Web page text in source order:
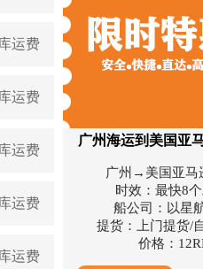
运费
运费
运费
运费
运费
广州海运到美国亚
广州→美国亚马
时效：最快8
船公司：以星
提货：上门提货/
价格：